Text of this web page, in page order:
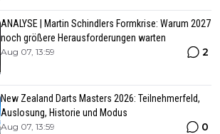
ANALYSE | Martin Schindlers Formkrise: Warum 2027
noch größere Herausforderungen warten
Aug 07, 13:59 2
New Zealand Darts Masters 2026: Teilnehmerfeld,
Auslosung, Historie und Modus
Aug 07, 13:59 0